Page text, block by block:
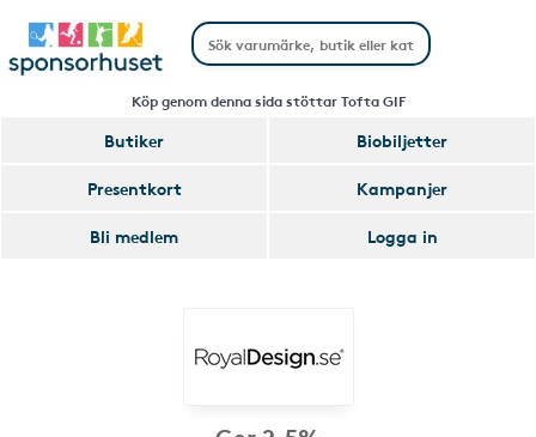
Köp genom denna sida stöttar Tofta GIF
Butiker
Biobiljetter
Presentkort
Kampanjer
Bli medlem
Logga in